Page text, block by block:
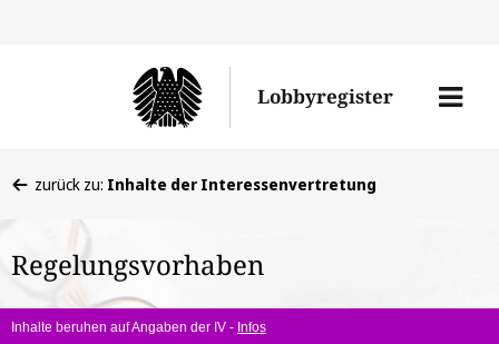
den
Lobbyregister
Menü
befinden
hier:
zurück zu: Inhalte der Interessenvertretung
Regelungsvorhaben
Inhalte beruhen auf Angaben der IV - Infos